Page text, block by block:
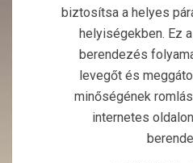
biztosítsa a helyes
helyiségekben. Ez
berendezés
levegőt és
minőségének
internetes